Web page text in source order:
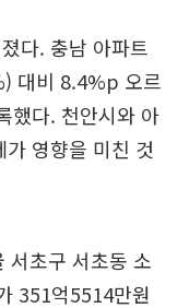
다. 충남 아파트
대비 8.4%p 오르
했다. 천안시와 아
영향을 미친 것
서초구 서초동 소
351억5514만원